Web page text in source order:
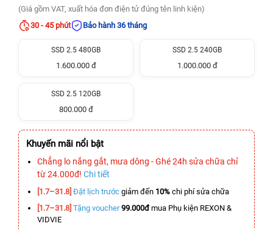
(Giá gồm VAT, xuất hóa đơn điện tử đúng tên linh kiện)
30 - 45 phút
Bảo hành 36 tháng
SSD 2.5 480GB
1.600.000 đ
SSD 2.5 240GB
1.000.000 đ
SSD 2.5 120GB
800.000 đ
Khuyến mãi nổi bật
Chẳng lo nắng gắt, mưa dông - Ghé 24h sửa chữa chỉ
từ 24.000đ! Chi tiết
[1.7–31.8] Đặt lịch trước giảm đến 10% chi phí sửa chữa
[1.7–31.8] Tặng voucher 99.000đmua Phụ kiện REXON &
VIDVIE